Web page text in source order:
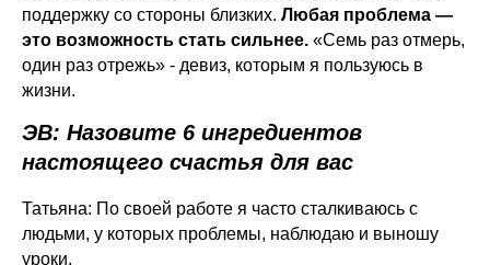
поддержку со стороны близких. Любая проблема —
это возможность стать сильнее. «Семь раз отмерь,
один раз отрежь» - девиз, которым я пользуюсь в
жизни.
ЭВ: Назовите 6 ингредиентов
настоящего счастья для вас
Татьяна: По своей работе я часто сталкиваюсь с
людьми, у которых проблемы, наблюдаю и выношу
уроки.